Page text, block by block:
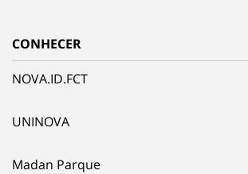
CONHECER
NOVA.ID.FCT
UNINOVA
Madan Parque